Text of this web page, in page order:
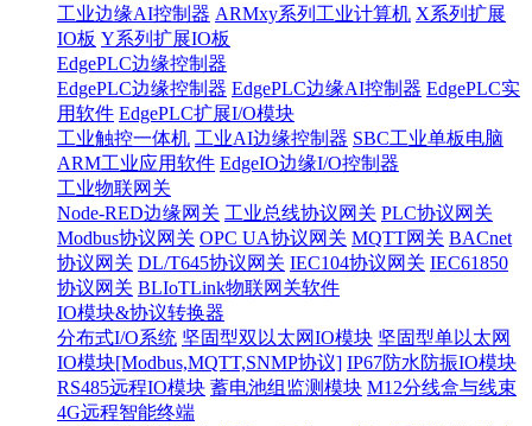
工业边缘AI控制器 ARMxy系列工业计算机 X系列扩展
IO板 Y系列扩展IO板
EdgePLC边缘控制器
EdgePLC边缘控制器 EdgePLC边缘AI控制器 EdgePLC实
用软件 EdgePLC扩展I/O模块
工业触控一体机 工业AI边缘控制器 SBC工业单板电脑
ARM工业应用软件 EdgeIO边缘I/O控制器
工业物联网关
Node-RED边缘网关 工业总线协议网关 PLC协议网关
Modbus协议网关 OPC UA协议网关 MQTT网关 BACnet
协议网关 DL/T645协议网关 IEC104协议网关 IEC61850
协议网关 BLIoTLink物联网关软件
IO模块&协议转换器
分布式I/O系统 坚固型双以太网IO模块 坚固型单以太网
IO模块[Modbus,MQTT,SNMP协议] IP67防水防振IO模块
RS485远程IO模块 蓄电池组监测模块 M12分线盒与线束
4G远程智能终端